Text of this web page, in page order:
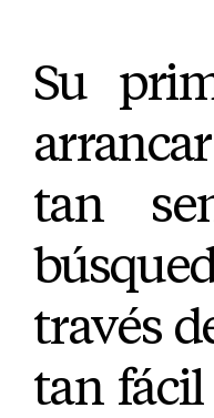
Su
tan
través
tan